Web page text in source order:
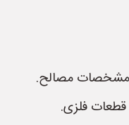
مشخصات مصالح.
فلزی.